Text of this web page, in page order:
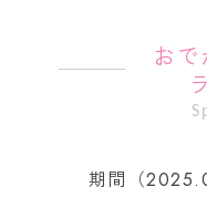
お
期間（